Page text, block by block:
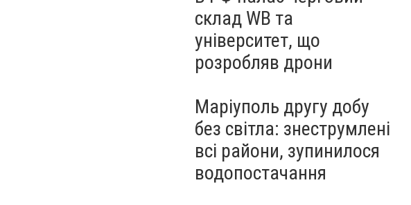
склад WB та
університет, що
розробляв дрони
Маріуполь другу добу
без світла: знеструмлені
всі райони, зупинилося
водопостачання